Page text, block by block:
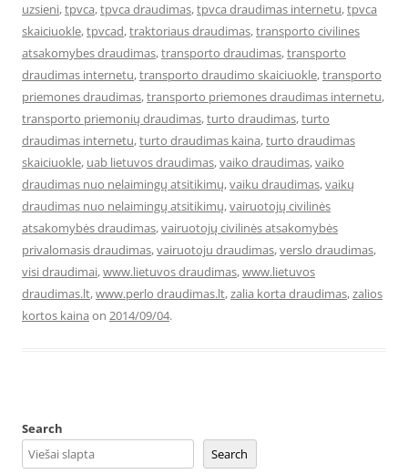
uzsieni,tpvca,tpvca draudimas,tpvca draudimas internetu,tpvca
skaiciuokle,tpvcad,traktoriaus draudimas,transporto civilines
atsakomybes draudimas,transporto draudimas,transporto
draudimas internetu,transporto draudimo skaiciuokle,transporto
priemones draudimas,transporto priemones draudimas internetu,
transporto priemonių draudimas,turto draudimas,turto
draudimas internetu,turto draudimas kaina,turto draudimas
skaiciuokle, uab lietuvos draudimas,vaiko draudimas,vaiko
draudimas nuo nelaimingų atsitikimų,vaiku draudimas,vaikų
draudimas nuo nelaimingų atsitikimų,vairuotojų civilinės
atsakomybės draudimas,vairuotojų civilinės atsakomybės
privalomasis draudimas,vairuotoju draudimas,verslo draudimas,
visi draudimai,www.lietuvos draudimas,www.lietuvos
draudimas.lt,www.perlo draudimas.lt,zalia korta draudimas,zalios
kortos kaina on 2014/09/04.
Search
Search